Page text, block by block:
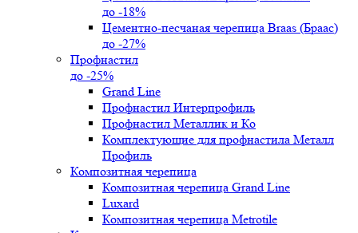
до -18%
Цементно-песчаная черепица Braas (Браас)
до -27%
Профнастил
до -25%
Grand Line
Профнастил Интерпрофиль
Профнастил Металлик и Ко
Комплектующие для профнастила Металл
Профиль
Композитная черепица
Композитная черепица Grand Line
Luxard
Композитная черепица Metrotile